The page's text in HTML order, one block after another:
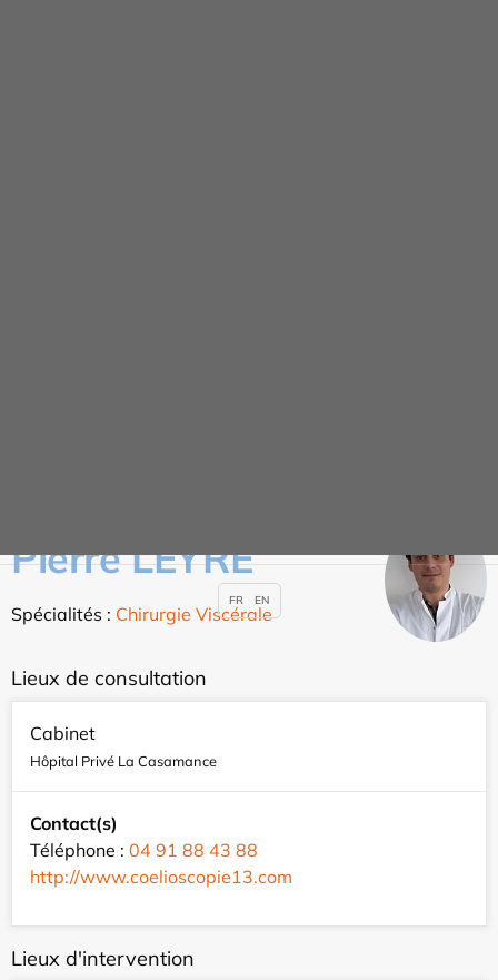
Pierre LEYRE
Spécialités : Chirurgie Viscérale
Lieux de consultation
Cabinet
Hôpital Privé La Casamance
Contact(s)
Téléphone : 04 91 88 43 88
http://www.coelioscopie13.com
Lieux d'intervention
FR EN